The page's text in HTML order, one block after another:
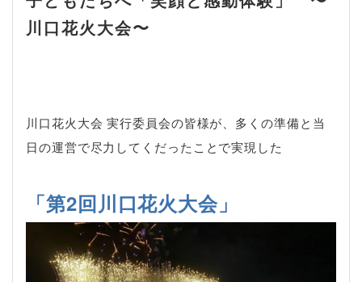
川口花火大会〜
川口花火大会 実行委員会の皆様が、多くの準備と当
日の運営で尽力してくだったことで実現した
「第2回川口花火大会」